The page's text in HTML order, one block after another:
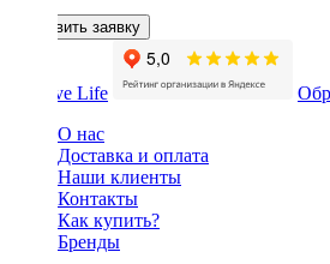
Оставить заявку
О нас
Доставка и оплата
Наши клиенты
Контакты
Как купить?
Бренды